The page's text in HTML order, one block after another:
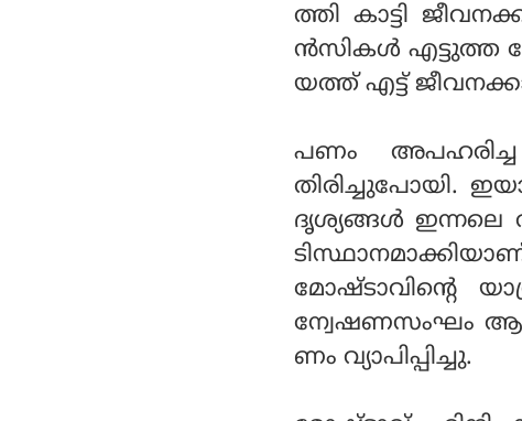
ത്തി കാട്ടി
ന്‍സികള്‍ എട്ടുത്ത
യത്ത് എട്ട്
പണം
തിരിച്ചുപോയി.
ദൃശ്യങ്ങള്‍ ഇന്നലെ
മോഷ്ടാവിന്റെ
ന്വേഷണസംഘം
ണം വ്യാപിപ്പിച്ചു.